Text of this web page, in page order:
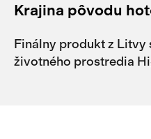
Krajina pôvodu
Finálny produkt z Litvy
životného prostredia